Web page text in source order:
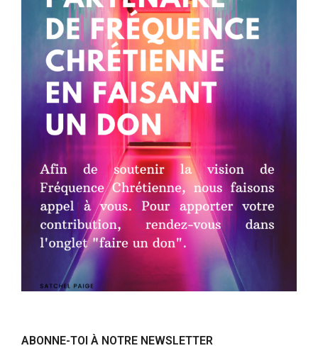
ABONNE-TOI À NOTRE NEWSLETTER